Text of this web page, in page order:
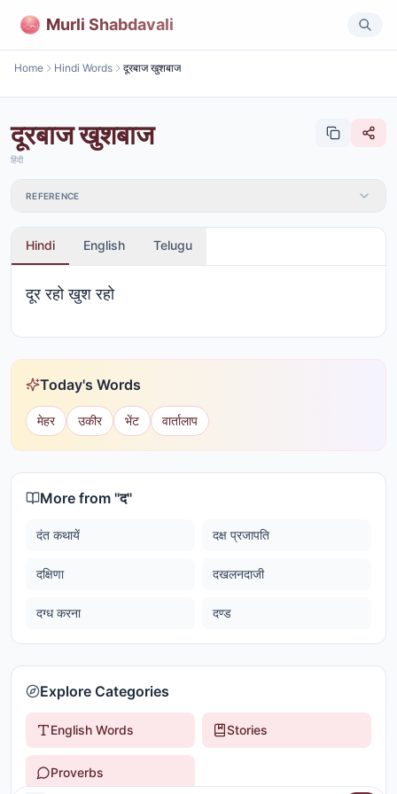
Murli Shabdavali
Home Hindi Words दूरबाज खुशबाज
दूरबाज खुशबाज
हिंदी
REFERENCE
Hindi English Telugu
दूर रहो खुश रहो
Today's Words
मेहर उकीर भेंट वार्तालाप
More from "द"
दंत कथायें दक्ष प्रजापति
दक्षिणा दखलनदाजी
दग्ध करना दण्ड
Explore Categories
English Words Stories
Proverbs